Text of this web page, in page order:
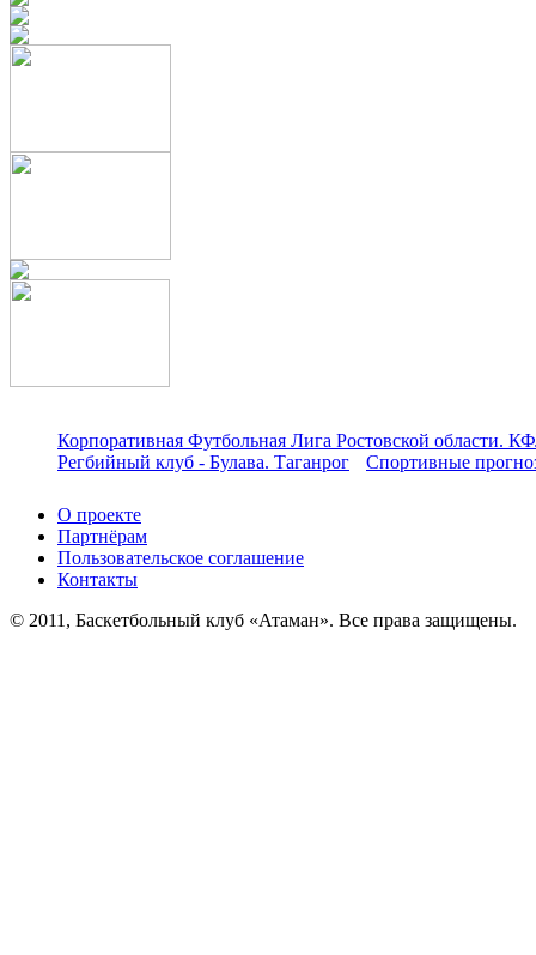
Корпоративная Футбольная Лига Ростовской области.
Регбийный клуб - Булава. Таганрог
Спортивные
О проекте
Партнёрам
Пользовательское соглашение
Контакты
© 2011, Баскетбольный клуб «Атаман». Все права защищены.